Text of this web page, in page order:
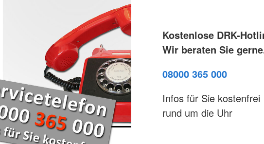
Kostenlose DRK-
Wir beraten Sie
08000 365 000
Infos für Sie kostenfrei
rund um die Uhr